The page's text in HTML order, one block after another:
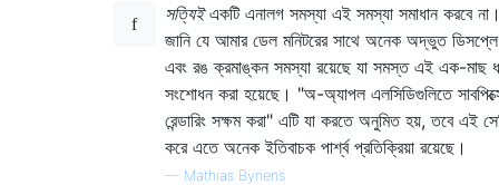
সত্যিইএকটি এনালগ সমস্যা এই সমস্যা সমাধান করবে
জানি যে আমার ডেল মনিটরের সাথে অনেক অদ্ভুত
এবং রঙ ক্রমাঙ্কন সমস্যা রয়েছে যা সমস্ত এই এক-মাছ
সংশোধন করা হয়েছে। "অ-অ্যাপল এলসিডিগুলিতে
রেন্ডারিং সক্ষম করা" এটি যা করতে অনুমিত হয়, তবে এই
করে এতে অনেক ইতিবাচক পার্শ্ব প্রতিক্রিয়া রয়েছে।
— Mathias Bynens